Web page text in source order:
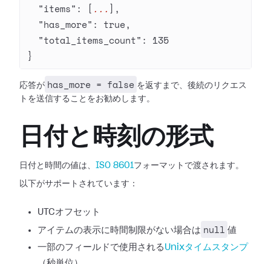
  "items"
: [ ... ],
  "has_more"
: true,
  "total_items_count"
: 135
}
応答が has_more = false を返すまで、後続のリクエス
トを送信することをお勧めします。
日付と時刻の形式
日付と時間の値は、 ISO 8601フォーマットで渡されます。
以下がサポートされています：
UTCオフセット
アイテムの表示に時間制限がない場合は null 値
一部のフィールドで使用される Unixタイムスタンプ